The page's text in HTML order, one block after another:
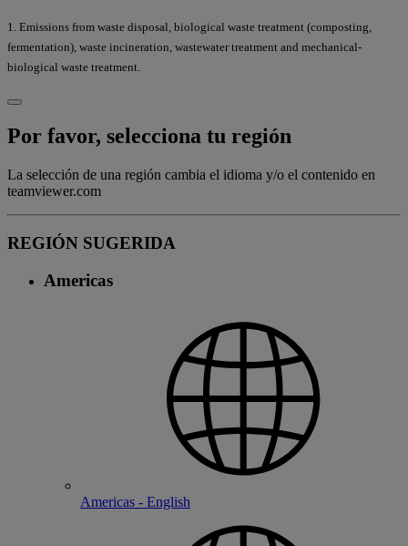
1. Emissions from waste disposal, biological waste treatment (composting,
fermentation), waste incineration, wastewater treatment and mechanical-
biological waste treatment.
Por favor, selecciona tu región
La selección de una región cambia el idioma y/o el contenido en
teamviewer.com
REGIÓN SUGERIDA
Americas
Americas - English